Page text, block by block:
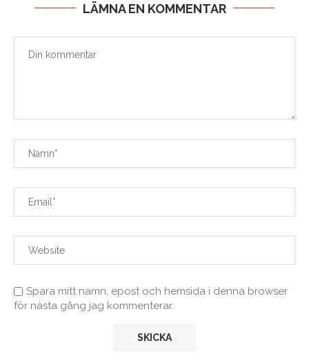
LÄMNA EN KOMMENTAR
Spara mitt namn, epost och hemsida i denna browser
för nästa gång jag kommenterar.